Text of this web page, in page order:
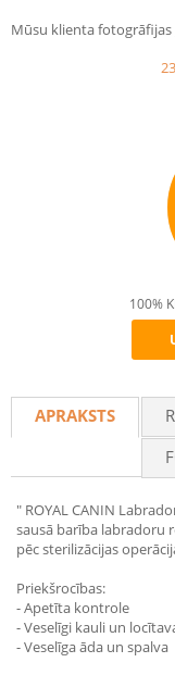
Mūsu klienta fotogrāfijas
100%
APRAKSTS
" ROYAL CANIN
sausā barība labradoru
pēc sterilizācijas
Priekšrocības:
- Apetīta kontrole
- Veselīgi kauli un
- Veselīga āda un spalva